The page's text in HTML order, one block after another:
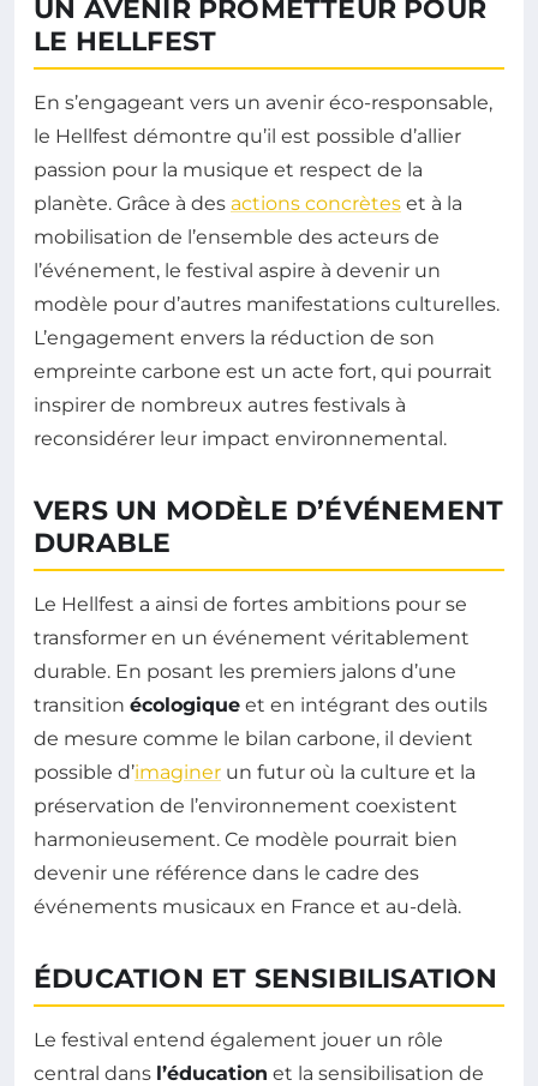
UN AVENIR PROMETTEUR POUR
LE HELLFEST
En s’engageant vers un avenir éco-responsable,
le Hellfest démontre qu’il est possible d’allier
passion pour la musique et respect de la
planète. Grâce à des actions concrètes et à la
mobilisation de l’ensemble des acteurs de
l’événement, le festival aspire à devenir un
modèle pour d’autres manifestations culturelles.
L’engagement envers la réduction de son
empreinte carbone est un acte fort, qui pourrait
inspirer de nombreux autres festivals à
reconsidérer leur impact environnemental.
VERS UN MODÈLE D’ÉVÉNEMENT
DURABLE
Le Hellfest a ainsi de fortes ambitions pour se
transformer en un événement véritablement
durable. En posant les premiers jalons d’une
transition écologique et en intégrant des outils
de mesure comme le bilan carbone, il devient
possible d’imaginer un futur où la culture et la
préservation de l’environnement coexistent
harmonieusement. Ce modèle pourrait bien
devenir une référence dans le cadre des
événements musicaux en France et au-delà.
ÉDUCATION ET SENSIBILISATION
Le festival entend également jouer un rôle
central dans l’éducation et la sensibilisation de